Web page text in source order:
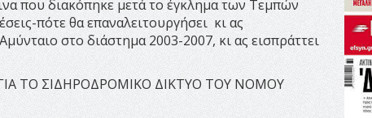
που διακόπηκε μετά το έγκλημα των Τεμπών
πότε θα επαναλειτουργήσει κι ας
στο διάστημα 2003-2007, κι ας εισπράττει
ΤΟ ΣΙΔΗΡΟΔΡΟΜΙΚΟ ΔΙΚΤΥΟ ΤΟΥ ΝΟΜΟΥ